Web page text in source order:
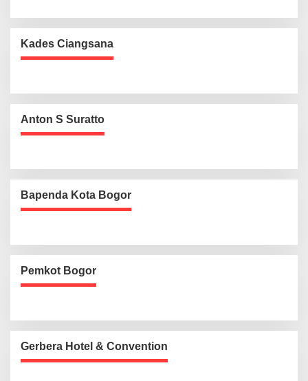
Kades Ciangsana
Anton S Suratto
Bapenda Kota Bogor
Pemkot Bogor
Gerbera Hotel & Convention